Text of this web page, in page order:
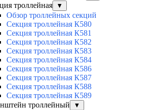
троллейная ▼
Обзор троллейных секций
Секция троллейная К580
Секция троллейная К581
Секция троллейная К582
Секция троллейная К583
Секция троллейная К584
Секция троллейная К586
Секция троллейная К587
Секция троллейная К588
Секция троллейная К589
троллейный
▼